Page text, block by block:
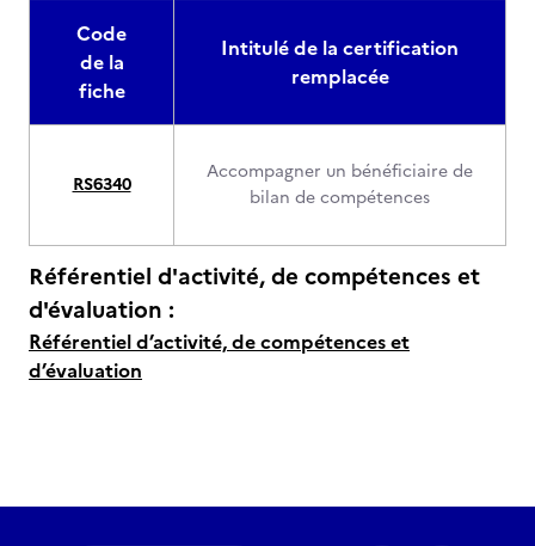
Code
de la
fiche
Intitulé de la certification
remplacée
RS6340
Accompagner un bénéficiaire de
bilan de compétences
Référentiel d'activité, de compétences et
d'évaluation :
Référentiel d’activité, de compétences et
d’évaluation